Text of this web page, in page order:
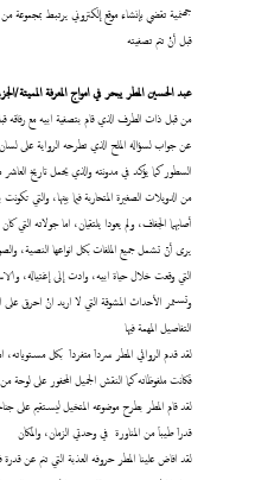
جهنمية تقضي بإنشاء موقع إلكتروني يرتبط بمجموعة
قبل أنْ تتم تصفيته
عبدالحسين المطر يبحر في امواج المعرفة المميتة/
من قبل ذات الطرف الذي قام بتصفية ابيه مع رفاقه
عن جواب لسؤاله الملح الذي تطرحه الرواية على
من الدويلات الصغيرة المتحاربة فيما بينها، والتي
أصابهما الجفاف، ولم يعودا يلتقيان، اما جولاته
يرى أنّ تشمل جميع الملفات بكل انواعها النصية،
التي وقعت خلال حياة ابيه، وادت إلى إغتياله،
وتستمر الأحداث المشوقة التي لا اريد انْ احرق على
التفاصيل المهمة فيها
لقد قدم الروائي المطر سرداَ متفرداَ بكل مستوياته،
فكانت ملفوظاته كما النقش الجميل المحفور على لوحة
لقد قام المطر بطرح موضوعه المتخيل ليستقيم على
قدراَ طيباَ من المناورة في وحدتي الزمان، والمكان
لقد افاض علينا المطر حروفه العذبة التي تنم عن قدرة